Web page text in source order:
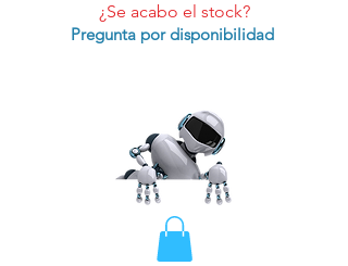
¿Se acabo el stock?
Pregunta por disponibilidad